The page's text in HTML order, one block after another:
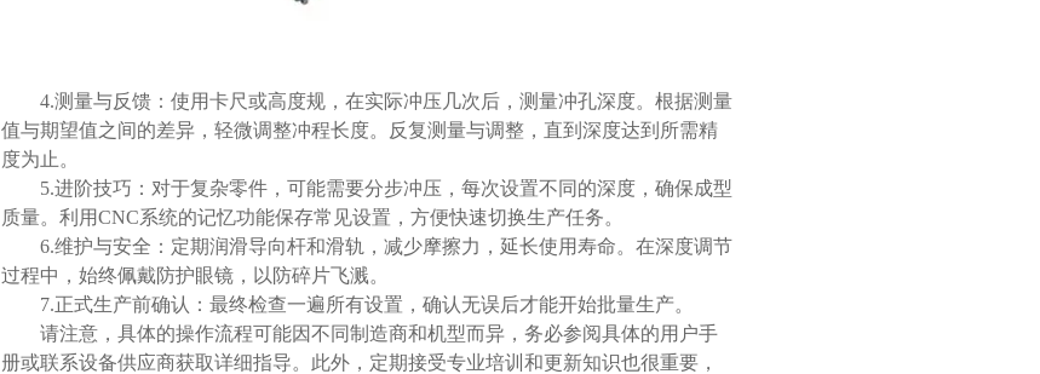
4.测量与反馈：使用卡尺或高度规，在实际冲压几次后，测量冲孔深度。根据测量
值与期望值之间的差异，轻微调整冲程长度。反复测量与调整，直到深度达到所需精
度为止。
5.进阶技巧：对于复杂零件，可能需要分步冲压，每次设置不同的深度，确保成型
质量。利用CNC系统的记忆功能保存常见设置，方便快速切换生产任务。
6.维护与安全：定期润滑导向杆和滑轨，减少摩擦力，延长使用寿命。在深度调节
过程中，始终佩戴防护眼镜，以防碎片飞溅。
7.正式生产前确认：最终检查一遍所有设置，确认无误后才能开始批量生产。
请注意，具体的操作流程可能因不同制造商和机型而异，务必参阅具体的用户手
册或联系设备供应商获取详细指导。此外，定期接受专业培训和更新知识也很重要，